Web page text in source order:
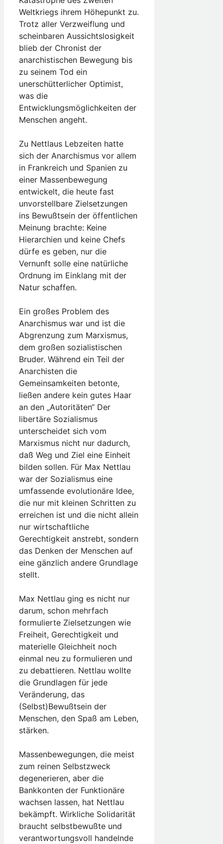
Weltkriegs ihrem Höhepunkt zu.
Trotz aller Verzweiflung und
scheinbaren Aussichtslosigkeit
blieb der Chronist der
anarchistischen Bewegung bis
zu seinem Tod ein
unerschütterlicher Optimist,
was die
Entwicklungsmöglichkeiten der
Menschen angeht.
Zu Nettlaus Lebzeiten hatte
sich der Anarchismus vor allem
in Frankreich und Spanien zu
einer Massenbewegung
entwickelt, die heute fast
unvorstellbare Zielsetzungen
ins Bewußtsein der öffentlichen
Meinung brachte: Keine
Hierarchien und keine Chefs
dürfe es geben, nur die
Vernunft solle eine natürliche
Ordnung im Einklang mit der
Natur schaffen.
Ein großes Problem des
Anarchismus war und ist die
Abgrenzung zum Marxismus,
dem großen sozialistischen
Bruder. Während ein Teil der
Anarchisten die
Gemeinsamkeiten betonte,
ließen andere kein gutes Haar
an den „Autoritäten“ Der
libertäre Sozialismus
unterscheidet sich vom
Marxismus nicht nur dadurch,
daß Weg und Ziel eine Einheit
bilden sollen. Für Max Nettlau
war der Sozialismus eine
umfassende evolutionäre Idee,
die nur mit kleinen Schritten zu
erreichen ist und die nicht allein
nur wirtschaftliche
Gerechtigkeit anstrebt, sondern
das Denken der Menschen auf
eine gänzlich andere Grundlage
stellt.
Max Nettlau ging es nicht nur
darum, schon mehrfach
formulierte Zielsetzungen wie
Freiheit, Gerechtigkeit und
materielle Gleichheit noch
einmal neu zu formulieren und
zu debattieren. Nettlau wollte
die Grundlagen für jede
Veränderung, das
(Selbst­)Bewußtsein der
Menschen, den Spaß am Leben,
stärken.
Massenbewegungen, die meist
zum reinen Selbstzweck
degenerieren, aber die
Bankkonten der Funktionäre
wachsen lassen, hat Nettlau
bekämpft. Wirkliche Solidarität
braucht selbstbewußte und
verantwortungsvoll handelnde